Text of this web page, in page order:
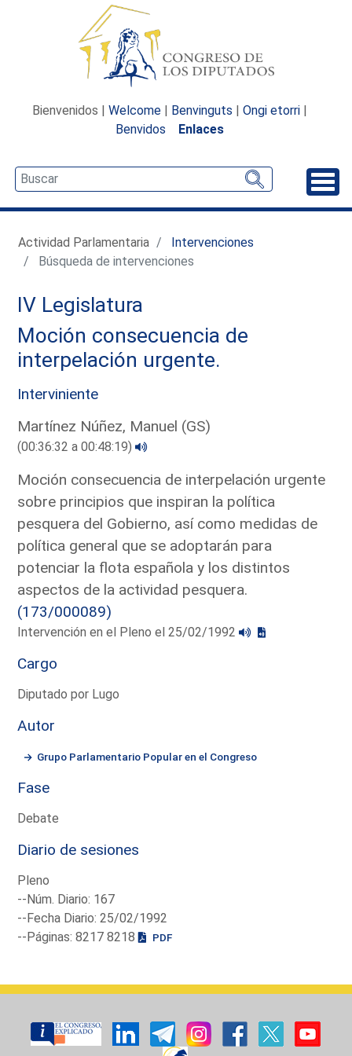
Bienvenidos | Welcome | Benvinguts | Ongi etorri |
Benvidos
Enlaces
Actividad Parlamentaria
Intervenciones
Búsqueda de intervenciones
IV Legislatura
Moción consecuencia de
interpelación urgente.
Interviniente
Martínez Núñez, Manuel (GS)
(00:36:32 a 00:48:19)
Moción consecuencia de interpelación urgente
sobre principios que inspiran la política
pesquera del Gobierno, así como medidas de
política general que se adoptarán para
potenciar la flota española y los distintos
aspectos de la actividad pesquera.
(173/000089)
Intervención en el Pleno el 25/02/1992
Cargo
Diputado por Lugo
Autor
Grupo Parlamentario Popular en el Congreso
Fase
Debate
Diario de sesiones
Pleno
--Núm. Diario: 167
--Fecha Diario: 25/02/1992
--Páginas: 8217 8218
PDF